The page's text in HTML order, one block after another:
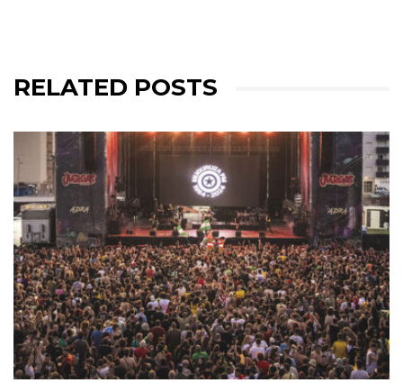
RELATED POSTS